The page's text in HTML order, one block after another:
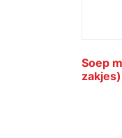
Soep
zakjes)